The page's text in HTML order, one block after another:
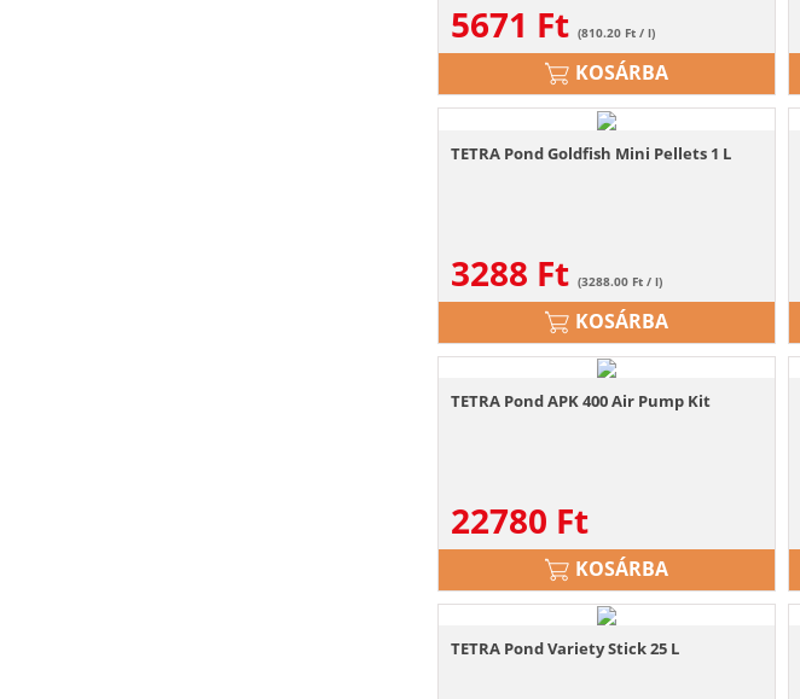
5671 Ft (810.20 Ft / l)
KOSÁRBA
TETRA Pond Goldfish Mini Pellets 1 L
3288 Ft (3288.00 Ft / l)
KOSÁRBA
TETRA Pond APK 400 Air Pump Kit
22780 Ft
KOSÁRBA
TETRA Pond Variety Stick 25 L